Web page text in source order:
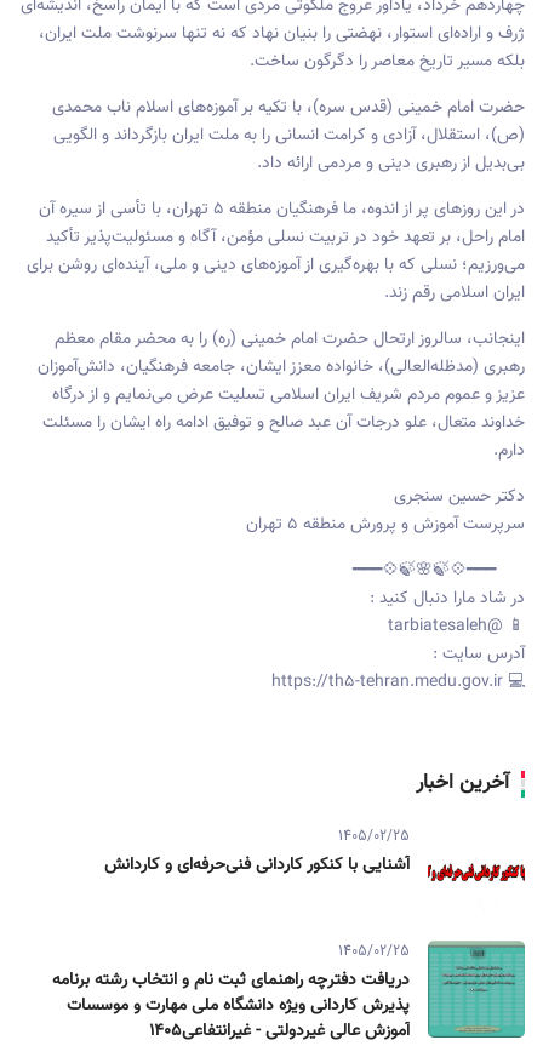
چهاردهم خرداد، یادآور عروج ملکوتی مردی است که با ایمان راسخ، اندیشه‌ای
ژرف و اراده‌ای استوار، نهضتی را بنیان نهاد که نه تنها سرنوشت ملت ایران،
بلکه مسیر تاریخ معاصر را دگرگون ساخت.
حضرت امام خمینی (قدس سره)، با تکیه بر آموزه‌های اسلام ناب محمدی
(ص)، استقلال، آزادی و کرامت انسانی را به ملت ایران بازگرداند و الگویی
بی‌بدیل از رهبری دینی و مردمی ارائه داد.
در این روزهای پر از اندوه، ما فرهنگیان منطقه ۵ تهران، با تأسی از سیره آن
امام راحل، بر تعهد خود در تربیت نسلی مؤمن، آگاه و مسئولیت‌پذیر تأکید
می‌ورزیم؛ نسلی که با بهره‌گیری از آموزه‌های دینی و ملی، آینده‌ای روشن برای
ایران اسلامی رقم زند.
اینجانب، سالروز ارتحال حضرت امام خمینی (ره) را به محضر مقام معظم
رهبری (مدظله‌العالی)، خانواده معزز ایشان، جامعه فرهنگیان، دانش‌آموزان
عزیز و عموم مردم شریف ایران اسلامی تسلیت عرض می‌نمایم و از درگاه
خداوند متعال، علو درجات آن عبد صالح و توفیق ادامه راه ایشان را مسئلت
دارم.
دکتر حسین سنجری
سرپرست آموزش و پرورش منطقه ۵ تهران
━━━💠🍃🌸🍃💠━━━
در شاد مارا دنبال کنید :
📱 @tarbiatesaleh
آدرس سایت :
💻 https://th5-tehran.medu.gov.ir
آخرین اخبار
1405/02/25
آشنایی با کنکور کاردانی فنی‌حرفه‌ای و کاردانش
1405/02/25
دریافت دفترچه راهنمای ثبت نام و انتخاب رشته برنامه
پذیرش کاردانی ویژه دانشگاه ملی مهارت و موسسات
آموزش عالی غیردولتی - غیرانتفاعی1405